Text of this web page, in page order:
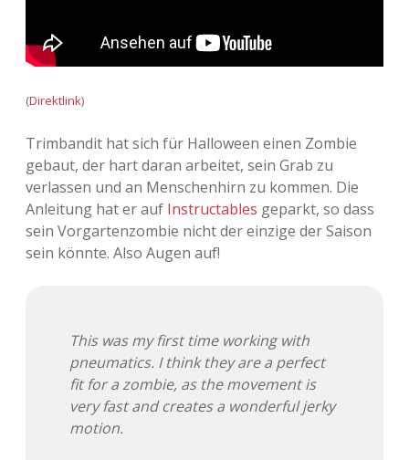
(Direktlink)
Trimbandit hat sich für Halloween einen Zombie
gebaut, der hart daran arbeitet, sein Grab zu
verlassen und an Menschenhirn zu kommen. Die
Anleitung hat er auf Instructables geparkt, so dass
sein Vorgartenzombie nicht der einzige der Saison
sein könnte. Also Augen auf!
This was my first time working with
pneumatics. I think they are a perfect
fit for a zombie, as the movement is
very fast and creates a wonderful jerky
motion.